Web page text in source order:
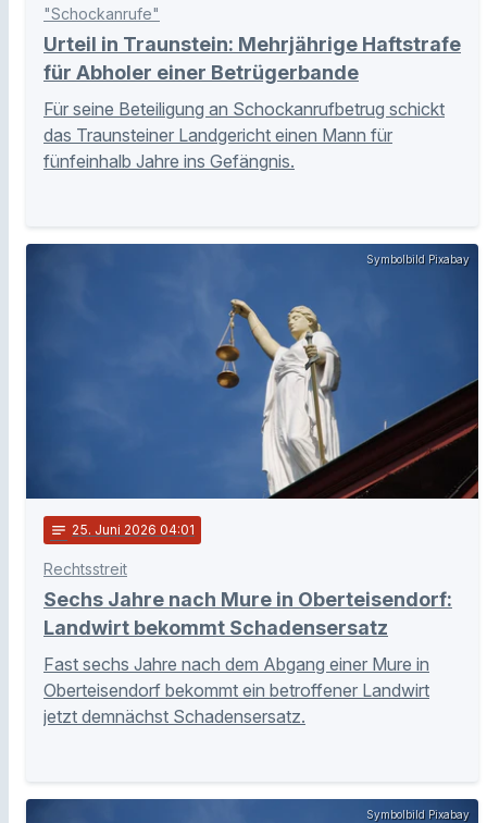
"Schockanrufe"
Urteil in Traunstein: Mehrjährige Haftstrafe
für Abholer einer Betrügerbande
Für seine Beteiligung an Schockanrufbetrug schickt
das Traunsteiner Landgericht einen Mann für
fünfeinhalb Jahre ins Gefängnis.
Symbolbild Pixabay
notes 25. Juni 2026 04:01
Rechtsstreit
Sechs Jahre nach Mure in Oberteisendorf:
Landwirt bekommt Schadensersatz
Fast sechs Jahre nach dem Abgang einer Mure in
Oberteisendorf bekommt ein betroffener Landwirt
jetzt demnächst Schadensersatz.
Symbolbild Pixabay